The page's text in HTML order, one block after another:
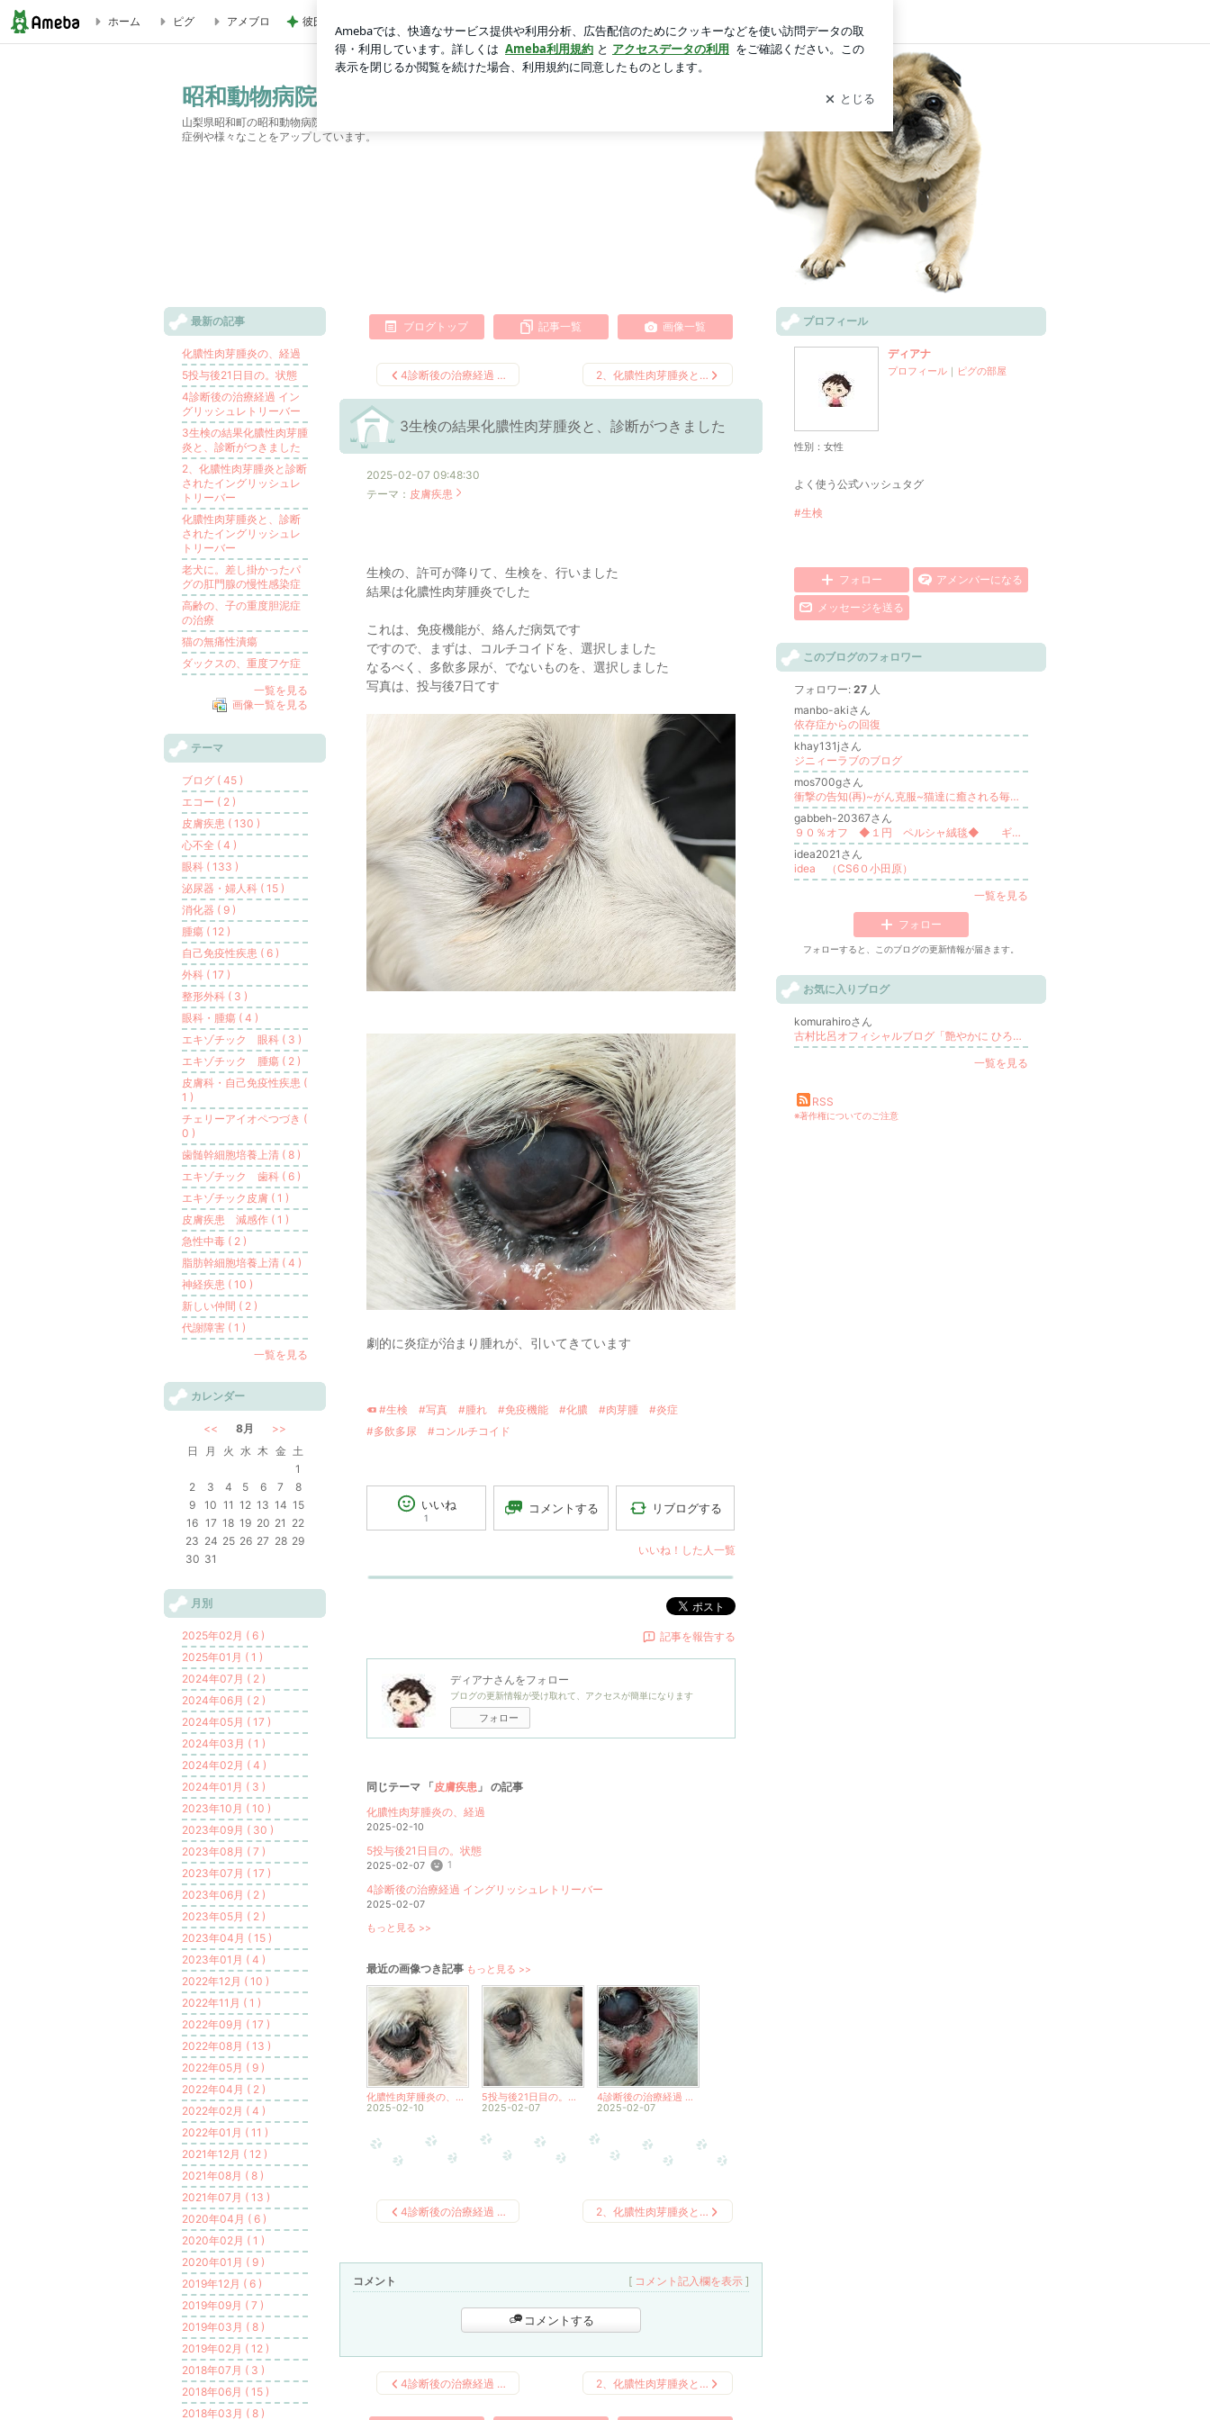
3生検の結果化膿性肉芽腫炎と、診断がつきました | 昭和動物病院Blog
ホーム ピグ アメブロ 彼氏がいるのにやらかした飲み会 ログイン
昭和動物病院Blog
山梨県昭和町の昭和動物病院のBlogです。
症例や様々なことをアップしています。
ブログトップ 記事一覧 画像一覧
4診断後の治療経過 … 2、化膿性肉芽腫炎と…
3生検の結果化膿性肉芽腫炎と、診断がつきました
2025-02-07 09:48:30
テーマ： 皮膚疾患
生検の、許可が降りて、生検を、行いました
結果は化膿性肉芽腫炎でした
これは、免疫機能が、絡んだ病気です
ですので、まずは、コルチコイドを、選択しました
なるべく、多飲多尿が、でないものを、選択しました
写真は、投与後7日てす
劇的に炎症が治まり腫れが、引いてきています
#生検 #写真 #腫れ #免疫機能 #化膿 #肉芽腫
#炎症
#多飲多尿
#コンルチコイド
いいね
1
コメントする リブログする
いいね！した人一覧
ポスト
記事を報告する
ディアナさんをフォロー
ブログの更新情報が受け取れて、アクセスが簡単になります
フォロー
同じテーマ 「皮膚疾患 」 の記事
化膿性肉芽腫炎の、経過
2025-02-10
5投与後21日目の。状態
2025-02-07 1
4診断後の治療経過 イングリッシュレトリーバー
2025-02-07
もっと見る >>
最近の画像つき記事 もっと見る >>
化膿性肉芽腫炎の、経過
2025-02-10
5投与後21日目の。状態
2025-02-07
4診断後の治療経過 イングリッシュレトリーバー
2025-02-07
4診断後の治療経過 … 2、化膿性肉芽腫炎と…
[ コメント記入欄を表示 ]
コメント
コメントする
4診断後の治療経過 … 2、化膿性肉芽腫炎と…
プロフィール
ディアナ
プロフィール ｜ ピグの部屋
性別： 女性
よく使う公式ハッシュタグ
#生検
フォロー アメンバーになる
メッセージを送る
このブログのフォロワー
フォロワー: 27 人
manbo-akiさん
依存症からの回復
khay131jさん
ジニィーラブのブログ
mos700gさん
衝撃の告知(再)~がん克服~猫達に癒される毎日♡
gabbeh-20367さん
９０％オフ ◆１円 ペルシャ絨毯◆ ギャッベ
idea2021さん
idea （CS6０小田原）
一覧を見る
フォロー
フォローすると、このブログの更新情報が届きます。
お気に入りブログ
komurahiroさん
古村比呂オフィシャルブログ「艶やかに ひろやかに」powered by Ameba
一覧を見る
RSS
※著作権についてのご注意
最新の記事
化膿性肉芽腫炎の、経過
5投与後21日目の。状態
4診断後の治療経過 イン
グリッシュレトリーバー
3生検の結果化膿性肉芽腫
炎と、診断がつきました
2、化膿性肉芽腫炎と診断
されたイングリッシュレ
トリーバー
化膿性肉芽腫炎と、診断
されたイングリッシュレ
トリーバー
老犬に。差し掛かったパ
グの肛門腺の慢性感染症
高齢の、子の重度胆泥症
の治療
猫の無痛性潰瘍
ダックスの、重度フケ症
一覧を見る
画像一覧を見る
テーマ
ブログ ( 45 )
エコー ( 2 )
皮膚疾患 ( 130 )
心不全 ( 4 )
眼科 ( 133 )
泌尿器・婦人科 ( 15 )
消化器 ( 9 )
腫瘍 ( 12 )
自己免疫性疾患 ( 6 )
外科 ( 17 )
整形外科 ( 3 )
眼科・腫瘍 ( 4 )
エキゾチック 眼科 ( 3 )
エキゾチック 腫瘍 ( 2 )
皮膚科・自己免疫性疾患 (
1 )
チェリーアイオペつづき (
0 )
歯髄幹細胞培養上清 ( 8 )
エキゾチック 歯科 ( 6 )
エキゾチック皮膚 ( 1 )
皮膚疾患 減感作 ( 1 )
急性中毒 ( 2 )
脂肪幹細胞培養上清 ( 4 )
神経疾患 ( 10 )
新しい仲間 ( 2 )
代謝障害 ( 1 )
一覧を見る
カレンダー
<< 8月
>>
日
月 火 水 木 金 土
1
2
3 4 5 6 7
8
9
10 11 12 13 14 15
16 17 18 19 20 21 22
23 24 25 26 27 28 29
30 31
月別
2025年02月 ( 6 )
2025年01月 ( 1 )
2024年07月 ( 2 )
2024年06月 ( 2 )
2024年05月 ( 17 )
2024年03月 ( 1 )
2024年02月 ( 4 )
2024年01月 ( 3 )
2023年10月 ( 10 )
2023年09月 ( 30 )
2023年08月 ( 7 )
2023年07月 ( 17 )
2023年06月 ( 2 )
2023年05月 ( 2 )
2023年04月 ( 15 )
2023年01月 ( 4 )
2022年12月 ( 10 )
2022年11月 ( 1 )
2022年09月 ( 17 )
2022年08月 ( 13 )
2022年05月 ( 9 )
2022年04月 ( 2 )
2022年02月 ( 4 )
2022年01月 ( 11 )
2021年12月 ( 12 )
2021年08月 ( 8 )
2021年07月 ( 13 )
2020年04月 ( 6 )
2020年02月 ( 1 )
2020年01月 ( 9 )
2019年12月 ( 6 )
2019年09月 ( 7 )
2019年03月 ( 8 )
2019年02月 ( 12 )
2018年07月 ( 3 )
2018年06月 ( 15 )
2018年03月 ( 8 )